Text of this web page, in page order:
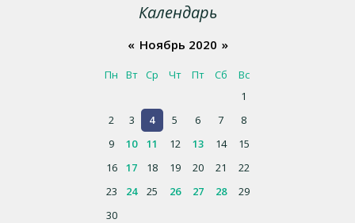
Календарь
« Ноябрь 2020 »
Пн Вт Ср Чт Пт Сб
Вс
1
2
3 4 5 6 7
8
9
10 11 12 13 14
15
16
17 18 19 20 21
22
23
24 25 26 27 28
29
30